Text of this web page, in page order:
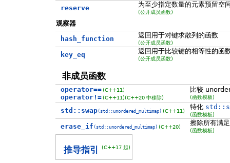
reserve 为至少指定数量的元素预留空
(公开成员函数)
观察器
hash_function
返回用于对键求散列的函数
(公开成员函数)
key_eq 返回用于比较键的相等性的函
(公开成员函数)
非成员函数
operator==
operator!=
(C++11)
(C++11)(C++20 中移除)
比较
(函数模板)
std::swap(std::unordered_multimap) (C++11) 特化
(函数模板)
erase_if (std::unordered_multimap) (C++20) 擦除所有满
(函数模板)
推导指引 (C++17 起)